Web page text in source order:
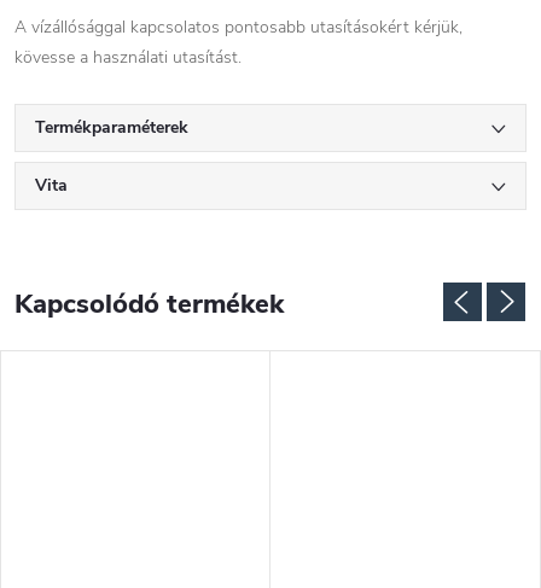
A vízállósággal kapcsolatos pontosabb utasításokért kérjük,
kövesse a használati utasítást.
Termékparaméterek
Vita
Kapcsolódó termékek